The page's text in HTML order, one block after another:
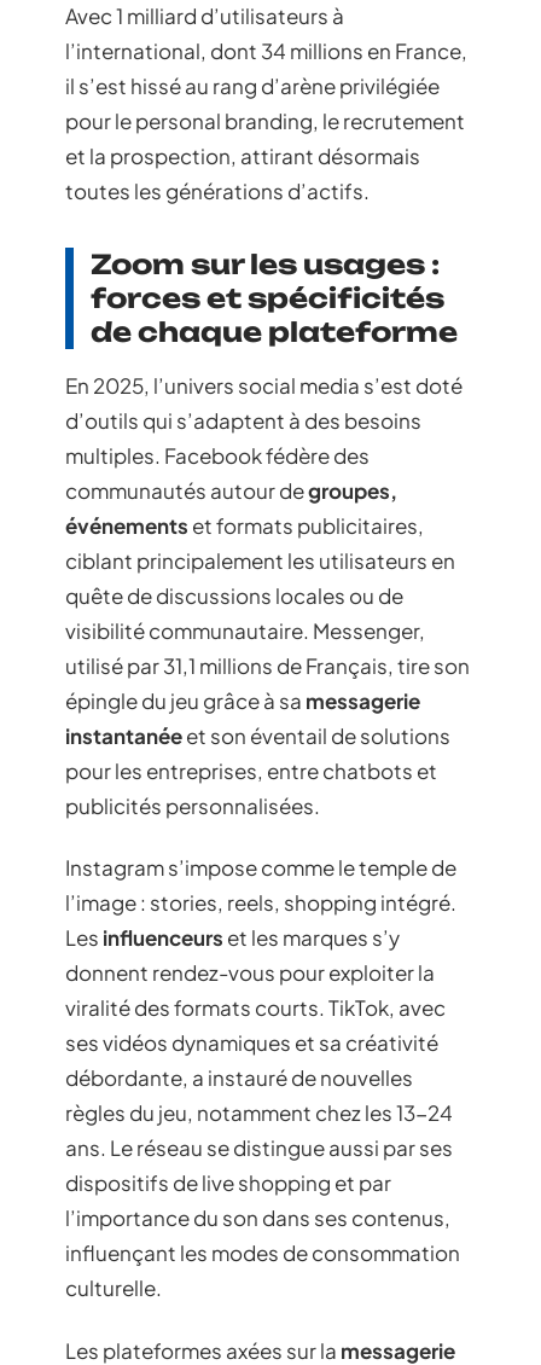
Avec 1 milliard d’utilisateurs à
l’international, dont 34 millions en France,
il s’est hissé au rang d’arène privilégiée
pour le personal branding, le recrutement
et la prospection, attirant désormais
toutes les générations d’actifs.
Zoom sur les usages :
forces et spécificités
de chaque plateforme
En 2025, l’univers social media s’est doté
d’outils qui s’adaptent à des besoins
multiples. Facebook fédère des
communautés autour degroupes,
événements et formats publicitaires,
ciblant principalement les utilisateurs en
quête de discussions locales ou de
visibilité communautaire. Messenger,
utilisé par 31,1 millions de Français, tire son
épingle du jeu grâce à sa messagerie
instantanéeet son éventail de solutions
pour les entreprises, entre chatbots et
publicités personnalisées.
Instagram s’impose comme le temple de
l’image : stories, reels, shopping intégré.
Les influenceurs et les marques s’y
donnent rendez-vous pour exploiter la
viralité des formats courts. TikTok, avec
ses vidéos dynamiques et sa créativité
débordante, a instauré de nouvelles
règles du jeu, notamment chez les 13-24
ans. Le réseau se distingue aussi par ses
dispositifs de live shopping et par
l’importance du son dans ses contenus,
influençant les modes de consommation
culturelle.
Les plateformes axées sur la messagerie